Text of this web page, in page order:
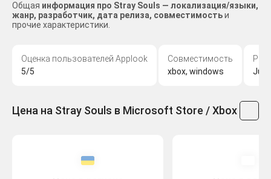
Общая информация про Stray Souls — локализация/языки,
жанр, разработчик, дата релиза, совместимостьи
прочие характеристики.
Оценка пользователей Applook
5/5
Совместимость
xbox, windows
Цена на Stray Souls в Microsoft Store / Xbox